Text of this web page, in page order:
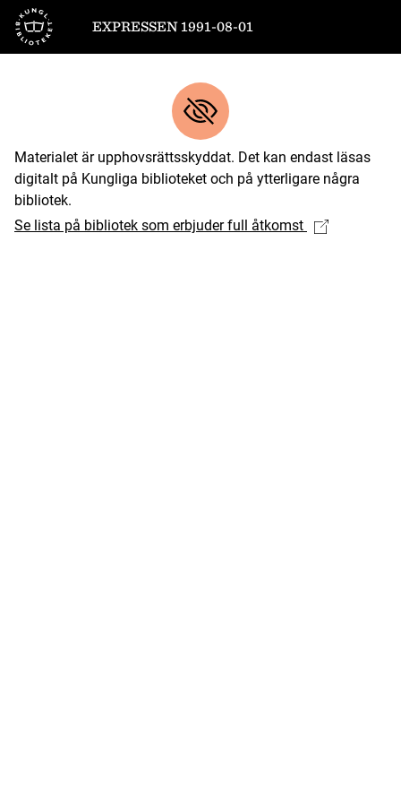
Till startsidan
EXPRESSEN 1991-08-01
Materialet är upphovsrättsskyddat. Det kan endast läsas
digitalt på Kungliga biblioteket och på ytterligare några
bibliotek.
Se lista på bibliotek som erbjuder full åtkomst